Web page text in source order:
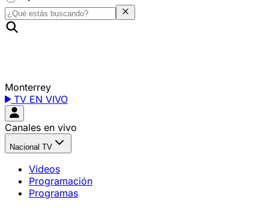
Monterrey
TV EN VIVO
Canales en vivo
Nacional TV
Videos
Programación
Programas